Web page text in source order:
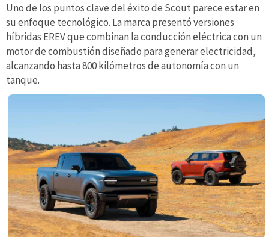
Uno de los puntos clave del éxito de Scout parece estar en
su enfoque tecnológico. La marca presentó versiones
híbridas EREV que combinan la conducción eléctrica con un
motor de combustión diseñado para generar electricidad,
alcanzando hasta 800 kilómetros de autonomía con un
tanque.